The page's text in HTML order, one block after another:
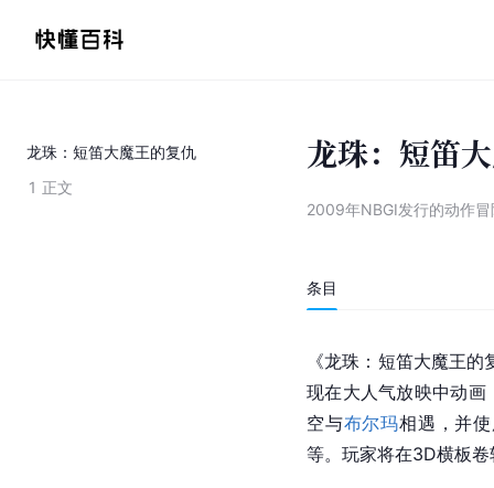
龙珠：短笛大魔王的复仇
1 正文
龙珠：短笛
2009年NBGI发行的动作冒
条目
《龙珠：短笛大魔王
现在大人气放映中动画
空与布尔玛相遇，并
等。玩家将在3D横板